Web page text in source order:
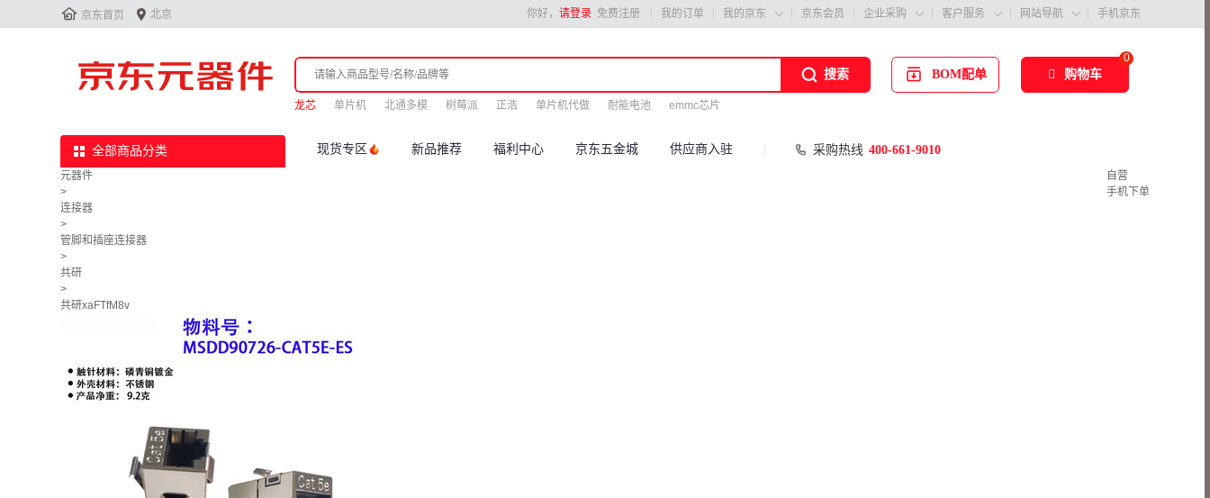
 京东首页  北京 你好， 请登录 免费注册 我的订单 我的京东  京东会员 企业采购  客户服务  网站导航  手机京东
搜索
龙芯 单片机 北通多模 树莓派 正浩 单片机代做 耐能电池 emmc芯片
BOM配单
0
购物车
全部商品分类 现货专区 新品推荐 福利中心 京东五金城 供应商入驻 采购热线 400-661-9010
元器件
>
连接器
>
管脚和插座连接器
>
共研
>
共研xaFTfM8v
自营
手机下单